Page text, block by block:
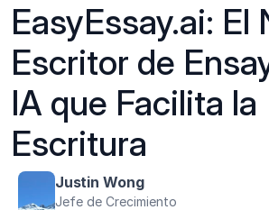
EasyEssay.ai: El
Escritor de
IA que Facilita la
Escritura
Justin Wong
Jefe de Crecimiento